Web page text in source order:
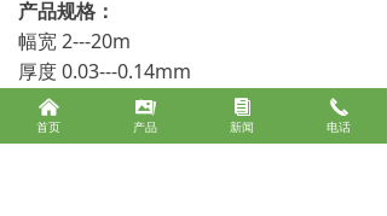
产品规格：
幅宽 2---20m
厚度 0.03---0.14mm
낀
首页
끡
产品
뀴
新闻
끅
电话